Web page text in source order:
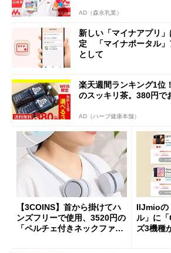
AD（森永乳業）
新しい「マイナアプリ
定 「マイナポータル」
として
楽天週間ランキング1位
のスッキリ茶。380円で
AD（ハーブ健康本舗）
【3COINS】首から掛けてハ
ンズフリーで使用、3520円の
「ペルチェ付きネックファ
IIJmioの
ル」に
ズ3機種